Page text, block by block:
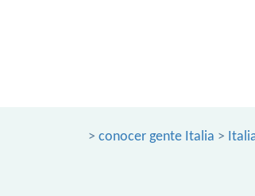
> conocer gente Italia >